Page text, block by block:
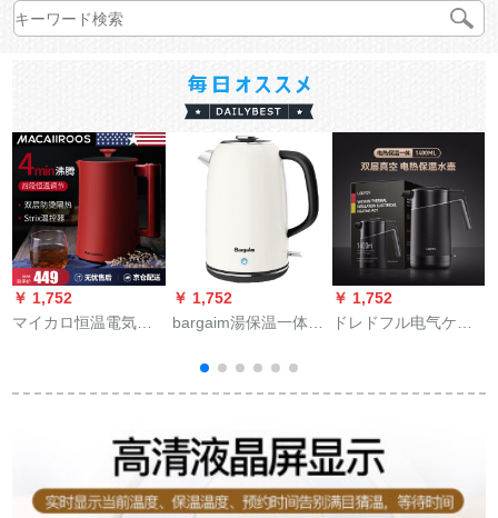
￥ 1,752
マイカロ恒温電気ケ
一体壺知能温控304ス
￥ 1,752
bargaim湯保温一体壺
イト知能ポト大容量
電気ケトル1.7リトル
￥ 1,752
ドレドフル电气ケト
用电気ケトル